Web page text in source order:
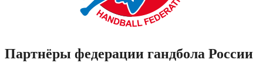
Партнёры федерации гандбола России